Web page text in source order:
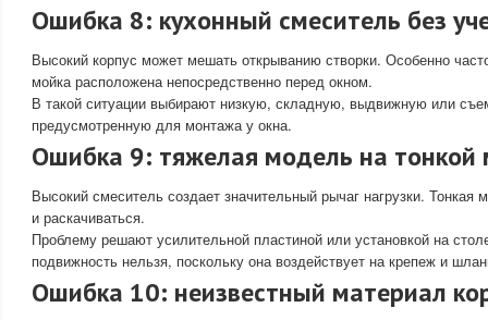
Ошибка 8: кухонный смеситель без
Высокий корпус может мешать открыванию створки. Особенно
мойка расположена непосредственно перед окном.
В такой ситуации выбирают низкую, складную, выдвижную или
предусмотренную для монтажа у окна.
Ошибка 9: тяжелая модель на тонкой
Высокий смеситель создает значительный рычаг нагрузки. Тонкая
и раскачиваться.
Проблему решают усилительной пластиной или установкой на
подвижность нельзя, поскольку она воздействует на крепеж и
Ошибка 10: неизвестный материал